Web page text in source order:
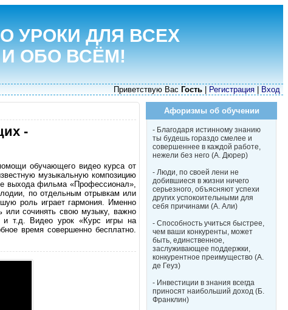
УРОКИ ДЛЯ ВСЕХ
И ОБО ВСЁМ!
Приветствую Вас Гость Регистрация Вход
-
обучающего видео курса от
музыкальную композицию
выхода фильма «Профессионал»,
по отдельным отрывкам или
роль играет гармония. Именно
или сочинять свою музыку, важно
и т.д. Видео урок «Курс игры на
время совершенно бесплатно.
Афоризмы об обучении
- Благодаря истинному знанию
ты будешь гораздо смелее и
совершеннее в каждой работе,
нежели без него (А. Дюрер)
- Люди, по своей лени не
добившиеся в жизни ничего
серьезного, объясняют успехи
других успокоительными для
себя причинами (А. Али)
- Способность учиться быстрее,
чем ваши конкуренты, может
быть, единственное,
заслуживающее поддержки,
конкурентное преимущество (А.
де Геуз)
- Инвестиции в знания всегда
приносят наибольший доход (Б.
Франклин)